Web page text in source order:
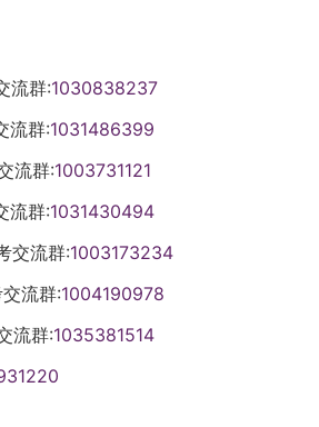
流群:1030838237
流群:1031486399
流群:1003731121
流群:1031430494
交流群:1003173234
流群:1004190978
流群:1035381514